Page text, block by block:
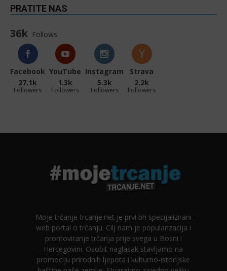
PRATITE NAS
36k Follows
Facebook
27.1k
Followers
YouTube
1.3k
Followers
Instagram
5.3k
Followers
Strava
2.2k
Followers
Moje trčanje trcanje.net je prvi bh specijalizirani
web portal o trčanju. Cilj nam je popularizacija i
promoviranje trčanja prije svega u Bosni i
Hercegovini. Osobit naglasak stavljamo na
promociju prirodnih ljepota i kulturno-istorijske